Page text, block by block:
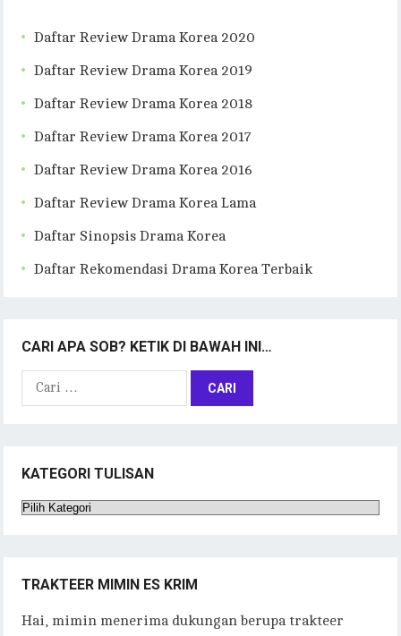
Daftar Review Drama Korea 2020
Daftar Review Drama Korea 2019
Daftar Review Drama Korea 2018
Daftar Review Drama Korea 2017
Daftar Review Drama Korea 2016
Daftar Review Drama Korea Lama
Daftar Sinopsis Drama Korea
Daftar Rekomendasi Drama Korea Terbaik
CARI APA SOB? KETIK DI BAWAH INI…
Cari
KATEGORI TULISAN
Kategori
TRAKTEER MIMIN ES KRIM
Hai, mimin menerima dukungan berupa trakteer